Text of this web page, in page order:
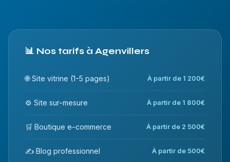
📊 Nos tarifs à Agenvillers
🌐 Site vitrine (1-5 pages) À partir de 1 200€
⚙️ Site sur-mesure À partir de 1 800€
🛒 Boutique e-commerce À partir de 2 500€
✍️ Blog professionnel À partir de 500€